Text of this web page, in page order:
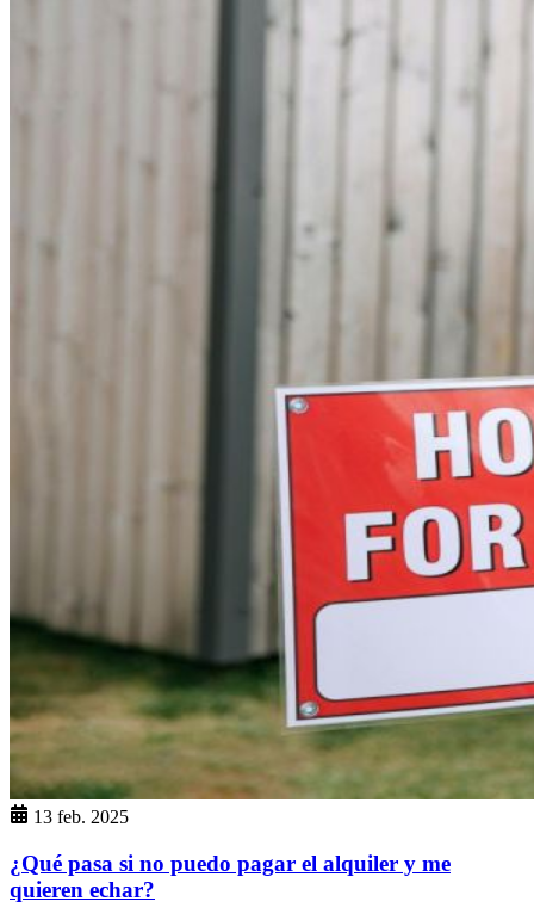
13 feb. 2025
¿Qué pasa si no puedo pagar el alquiler y me
quieren echar?